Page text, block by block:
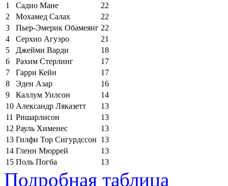
1
Садио Мане
22
2
Мохамед Салах
22
3
Пьер-Эмерик Обамеянг 22
4
Серхио Агуэро
21
5
Джейми Варди
18
6
Рахим Стерлинг
17
7
Гарри Кейн
17
8
Эден Азар
16
9
Каллум Уилсон
14
10 Александр Ляказетт
13
11 Ришарлисон
13
12 Рауль Хименес
13
13 Гилфи Тор Сигурдссон 13
14 Гленн Мюррей
13
15 Поль Погба 13
Подробная таблица